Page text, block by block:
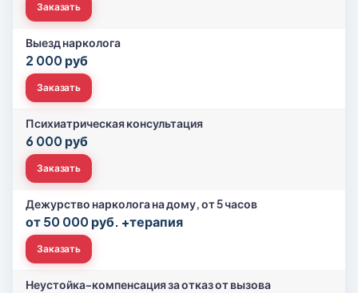
Заказать
Выезд нарколога
2 000 руб
Заказать
Психиатрическая консультация
6 000 руб
Заказать
Дежурство нарколога на дому, от 5 часов
от 50 000 руб. +терапия
Заказать
Неустойка-компенсация за отказ от вызова